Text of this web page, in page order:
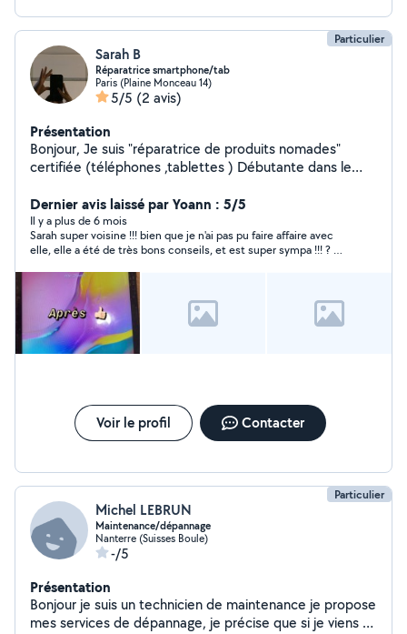
Particulier
Sarah B
Réparatrice smartphone/tab
Paris (Plaine Monceau 14)
5/5 (2 avis)
Présentation
Bonjour, Je suis "réparatrice de produits nomades"
certifiée (téléphones ,tablettes ) Débutante dans le
entreprises différentes pour acquérir certaines
compétences ,je souhaite continuer à acquérir de
l'expérience et ainsi mettre mes connaissances aux
services du client.
Dernier avis laissé par Yoann : 5/5
Il y a plus de 6 mois
Sarah super voisine !!! bien que je n'ai pas pu faire affaire avec
elle, elle a été de très bons conseils, et est super sympa !!! ? De
faiblesses, si elle vous dit qu'elle peut le faire, elle saura le faire
! ? Sarah est une personne de confiance, n'hésitez pas ?
Voir le profil Contacter
Particulier
Michel LEBRUN
Maintenance/dépannage
Nanterre (Suisses Boule)
-/5
Présentation
Bonjour je suis un technicien de maintenance je propose
mes services de dépannage, je précise que si je viens et